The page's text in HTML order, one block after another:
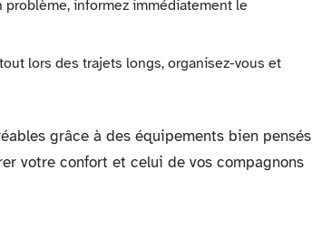
problème, informez immédiatement le
lors des trajets longs, organisez-vous et
grâce à des équipements bien pensés
votre confort et celui de vos compagnons